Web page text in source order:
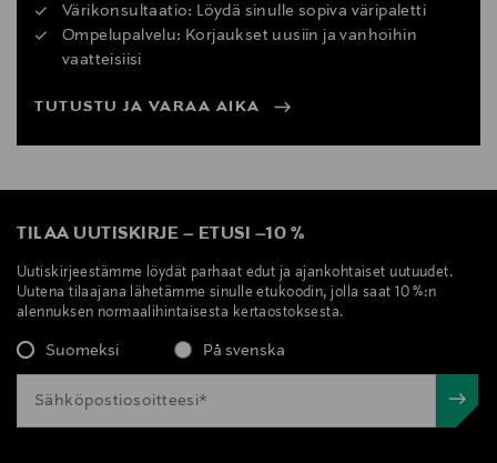
Värikonsultaatio: Löydä sinulle sopiva väripaletti
Ompelupalvelu: Korjaukset uusiin ja vanhoihin
vaatteisiisi
TUTUSTU JA VARAA AIKA
TILAA UUTISKIRJE – ETUSI –10 %
Uutiskirjeestämme löydät parhaat edut ja ajankohtaiset uutuudet.
Uutena tilaajana lähetämme sinulle etukoodin, jolla saat 10 %:n
alennuksen normaalihintaisesta kertaostoksesta.
Suomeksi På svenska